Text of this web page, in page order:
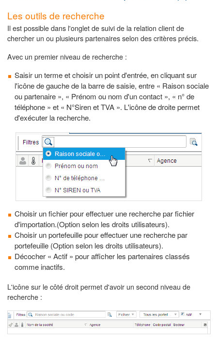
Les outils de recherche
Il est possible dans l'onglet de suivi de la relation client de
chercher un ou plusieurs partenaires selon des critères précis.
Avec un premier niveau de recherche :
Saisir un terme et choisir un point d'entrée, en cliquant sur
l'icône de gauche de la barre de saisie, entre « Raison sociale
ou partenaire », « Prénom ou nom d'un contact », « n° de
téléphone » et « N°Siren et TVA ». L'icône de droite permet
d'exécuter la recherche.
Choisir un fichier pour effectuer une recherche par fichier
d'importation.(Option selon les droits utilisateurs).
Choisir un portefeuille pour effectuer une recherche par
portefeuille (Option selon les droits utilisateurs).
Décocher « Actif » pour afficher les partenaires classés
comme inactifs.
L'icône sur le côté droit permet d'avoir un second niveau de
recherche :